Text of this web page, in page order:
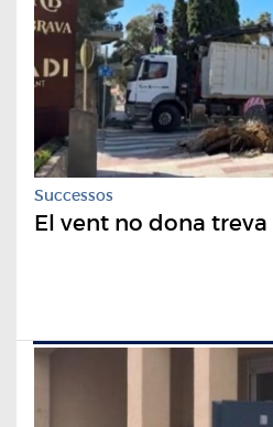
Successos
El vent no dona